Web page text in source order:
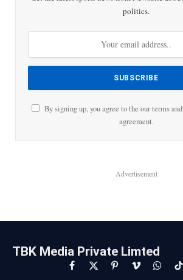
politics.
By signing up, you agree to the our terms
agreement.
Advertisement
TBK Media Private Limted
Facebook
X
PinterestVimeo